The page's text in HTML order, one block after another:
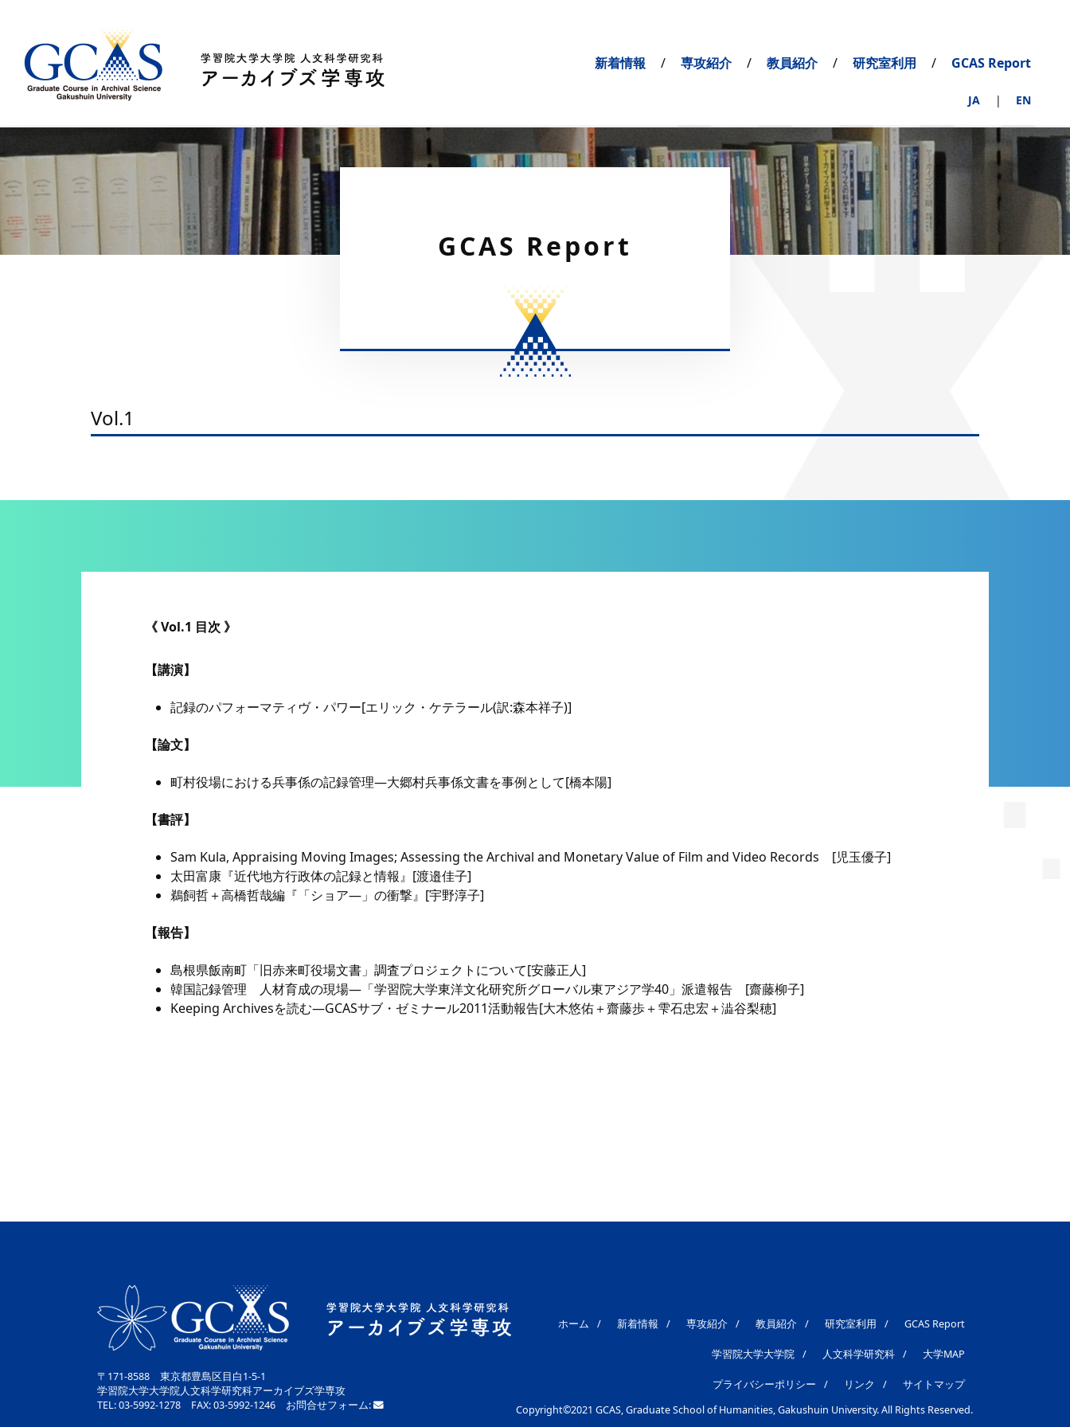
新着情報 専攻紹介 教員紹介 研究室利用 GCAS Report
JA EN
Vol.1
《 Vol.1 目次 》
【講演】
記録のパフォーマティヴ・パワー[エリック・ケテラール(訳:森本祥子)]
【論文】
町村役場における兵事係の記録管理―大郷村兵事係文書を事例として[橋本陽]
【書評】
Sam Kula, Appraising Moving Images; Assessing the Archival and Monetary Value of Film and Video Records [児玉優子]
太田富康『近代地方行政体の記録と情報』[渡邉佳子]
鵜飼哲＋高橋哲哉編『「ショア―」の衝撃』[宇野淳子]
【報告】
島根県飯南町「旧赤来町役場文書」調査プロジェクトについて[安藤正人]
韓国記録管理 人材育成の現場―「学習院大学東洋文化研究所グローバル東アジア学40」派遣報告 [齋藤柳子]
Keeping Archivesを読む―GCASサブ・ゼミナール2011活動報告[大木悠佑＋齋藤歩＋雫石忠宏＋澁谷梨穂]
GCAS Report
〒171-8588 東京都豊島区目白1-5-1
学習院大学大学院人文科学研究科アーカイブズ学専攻
TEL: 03-5992-1278 FAX: 03-5992-1246 お問合せフォーム:
ホーム 新着情報 専攻紹介 教員紹介 研究室利用 GCAS Report
学習院大学大学院 人文科学研究科 大学MAP
プライバシーポリシー リンク
サイトマップ
Copyright©2021 GCAS, Graduate School of Humanities, Gakushuin University. All Rights Reserved.